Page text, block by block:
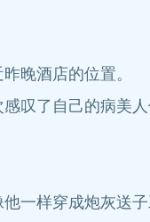
晚酒店的位置。
了自己的病美
一样穿成炮灰送子